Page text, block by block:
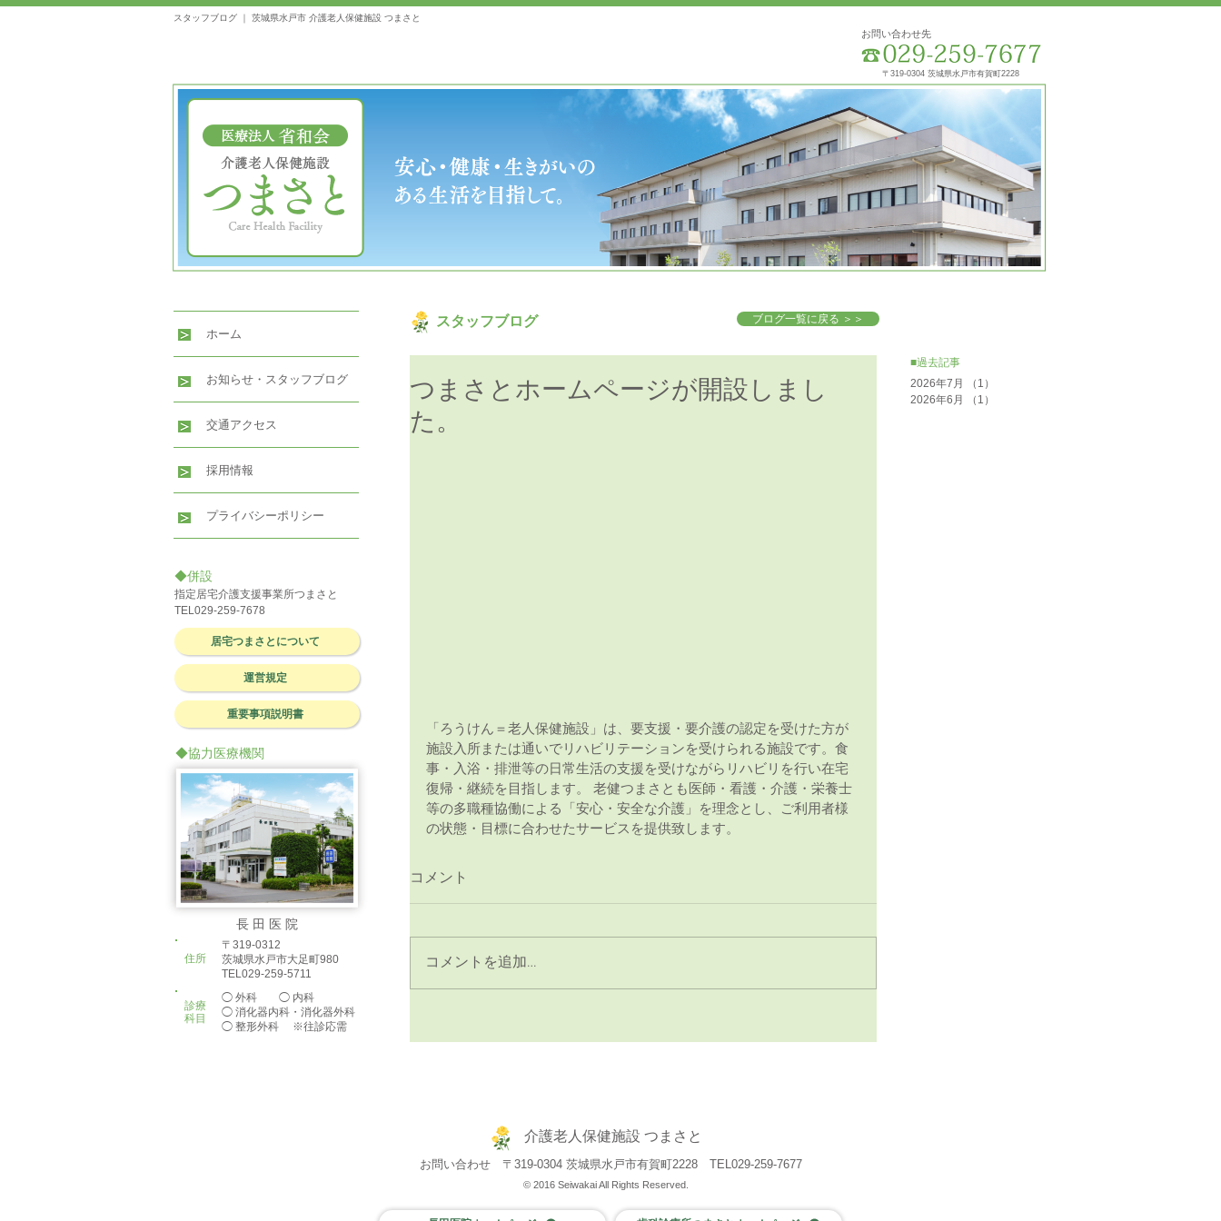
お問い合わせ先
〒319-0304 茨城県水戸市有賀町2228
スタッフブログ ｜ 茨城県水戸市 介護老人保健施設 つまさと
スタッフブログ ブログ一覧に戻る ＞＞
◆協力医療機関
長 田 医 院
住所
〒319-0312
茨城県水戸市大足町980
TEL029-259-5711
診療
科目
◯ 外科 ◯ 内科
◯ 消化器内科・消化器外科
◯ 整形外科 ※往診応需
つまさとホームページが開設しまし
た。
「ろうけん＝老人保健施設」は、要支援・要介護の認定を受けた方が
施設入所または通いでリハビリテーションを受けられる施設です。食
事・入浴・排泄等の日常生活の支援を受けながらリハビリを行い在宅
復帰・継続を目指します。 老健つまさとも医師・看護・介護・栄養士
等の多職種協働による「安心・安全な介護」を理念とし、ご利用者様
の状態・目標に合わせたサービスを提供致します。
コメント
コメントを追加…
2026年7月 （1）
2026年6月
（1）
■過去記事
◆併設
指定居宅介護支援事業所つまさと
TEL029-259-7678
居宅つまさとについて
運営規定
重要事項説明書
ホーム
お知らせ・スタッフブログ
交通アクセス
採用情報
プライバシーポリシー
介護老人保健施設 つまさと
お問い合わせ 〒319-0304 茨城県水戸市有賀町2228 TEL029-259-7677
© 2016 Seiwakai All Rights Reserved.